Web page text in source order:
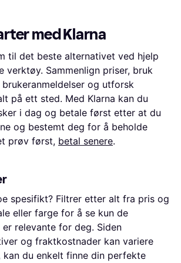
med Klarna
til det beste alternativet ved hjelp
verktøy. Sammenlign priser, bruk
og utforsk
på ett sted. Med Klarna kan du
i dag og betale først etter at du
og bestemt deg for å beholde
prøv først, betal senere.
spesifikt? Filtrer etter alt fra pris og
eller farge for å se kun de
relevante for deg. Siden
og fraktkostnader kan variere
kan du enkelt finne din perfekte